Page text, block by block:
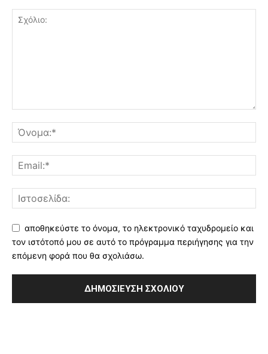
αποθηκεύστε το όνομα, το ηλεκτρονικό ταχυδρομείο και
τον ιστότοπό μου σε αυτό το πρόγραμμα περιήγησης για την
επόμενη φορά που θα σχολιάσω.